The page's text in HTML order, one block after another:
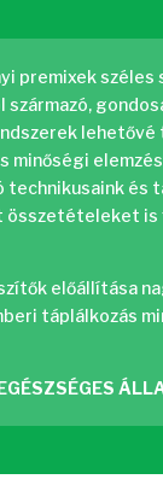
premixek
származó,
minőségi
technikusaink és
összetételeket
előállítása
táplálkozás